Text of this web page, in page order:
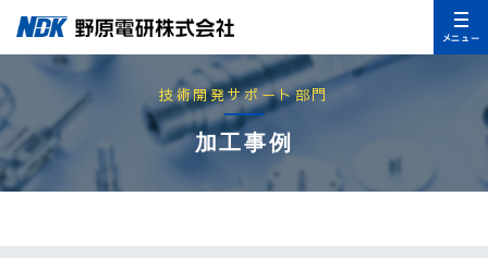
メニュー
技術開発サポート部門
加工事例